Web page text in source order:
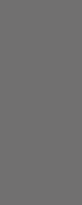
所やアイテム
せますのでぜ
お気軽にご相